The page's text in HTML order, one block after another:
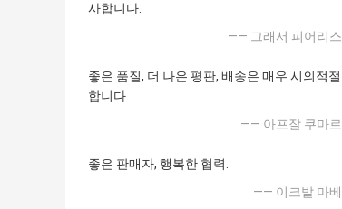
사합니다.
—— 그래서 피어리스
좋은 품질, 더 나은 평판, 배송은 매우 시의적절
합니다.
—— 아프잘 쿠마르
좋은 판매자, 행복한 협력.
—— 이크발 마베